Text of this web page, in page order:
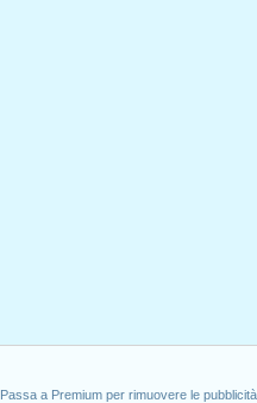
Passa a Premium per rimuovere le